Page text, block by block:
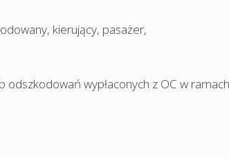
kierujący, pasażer,
odszkodowań wypłaconych z OC w ramach